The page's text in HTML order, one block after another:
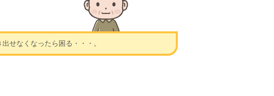
せなくなったら困る・・・。